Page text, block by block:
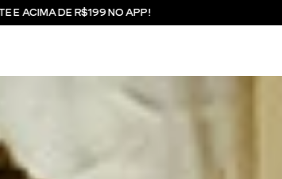
E ACIMA DE R$199 NO APP!